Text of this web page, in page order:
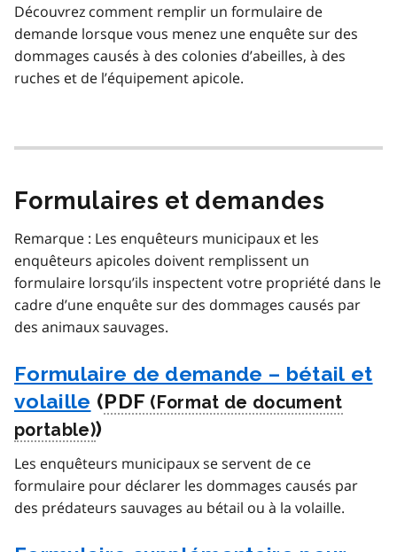
Découvrez comment remplir un formulaire de
demande lorsque vous menez une enquête sur des
dommages causés à des colonies d’abeilles, à des
ruches et de l’équipement apicole.
Formulaires et demandes
Remarque : Les enquêteurs municipaux et les
enquêteurs apicoles doivent remplissent un
formulaire lorsqu’ils inspectent votre propriété dans le
cadre d’une enquête sur des dommages causés par
des animaux sauvages.
Formulaire de demande – bétail et
volaille (PDF
)
Les enquêteurs municipaux se servent de ce
formulaire pour déclarer les dommages causés par
des prédateurs sauvages au bétail ou à la volaille.